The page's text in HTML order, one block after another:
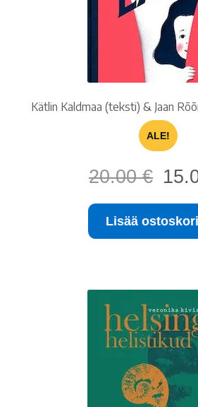
Kätlin Kaldmaa (teksti) & Jaan
ALE!
20.00€
hinta
oli:
20.00 €.
Lisää